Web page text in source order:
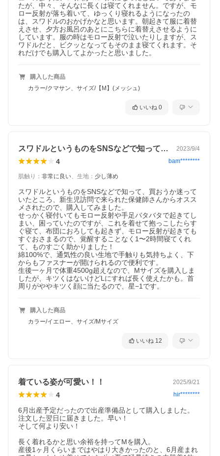
たが、中々、そんなに長くは寝てくれません。ですが、モ
ロー反射が落ち着いて、ゆっくり寝れるようになったの
は、スワドルのおかげかなと思います。朝起きて服に着替
えさせ、夕方お風呂のあとにこちらに着替えさせるように
しています。服の時はモロー反射で泣いたりしますが、ス
ワドルだと、ビクッとなってもそのまま寝てくれます。そ
れだけでも購入してよかったと思いました。
購入した商品
カラー/クマサン、サイズ/【M】(メッシュ)
いいね 0
スワドルというものをSNSなどで知って… 2023/9/4
4 bam********
肌触り ： 非常に良い、 生地 ： 少し薄め
スワドルというものをSNSなどで知って、買おうか迷って
いたところ、新生児訪問で来られた保健師さんからオスス
メされたので、購入してみました。
せっかく寝付いてもモロー反射や手足バタバタで起きてし
まい、困っていたのですが、これを着せて抱っこしたらす
ぐ寝て、布団におろしても起きず、モロー反射が起きても
すぐおさまるので、覚醒することなく1〜2時間寝てくれ
て、ものすごく助かりました！
綿100%で、通気性の良い生地で手触りも気持ちよく、下
からもファスナーが開けられるので便利です。
生後一ヶ月で体重4500g超えなので、Mサイズを購入しま
したが、キツくはないけどLにすれば長く使えたかも。首
周りがややキツく顔に当たるので、星−1です。
購入した商品
カラー/イエロー、サイズ/Mサイズ
いいね 12
着ている姿が可愛い！！ 2025/9/21
4 hir********
6月出産予定だったので出産準備品として購入しました。
注文した翌日に届きました。早い！
そして何より安い！
長く着れるかと思い余裕を持ってMを購入。
産後1ヶ月くらいまではやはり大きかったのと、6月産まれ